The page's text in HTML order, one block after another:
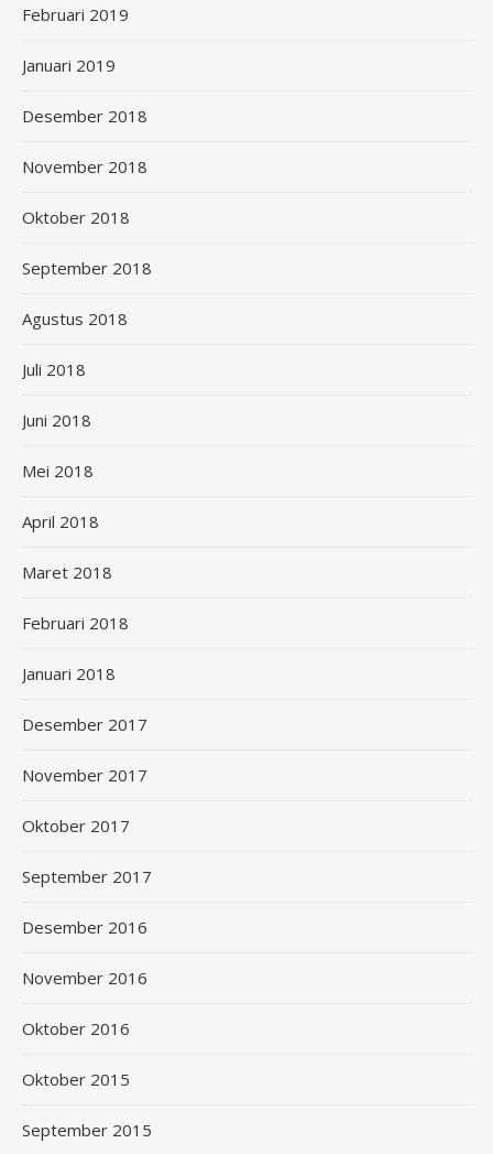
Februari 2019
Januari 2019
Desember 2018
November 2018
Oktober 2018
September 2018
Agustus 2018
Juli 2018
Juni 2018
Mei 2018
April 2018
Maret 2018
Februari 2018
Januari 2018
Desember 2017
November 2017
Oktober 2017
September 2017
Desember 2016
November 2016
Oktober 2016
Oktober 2015
September 2015